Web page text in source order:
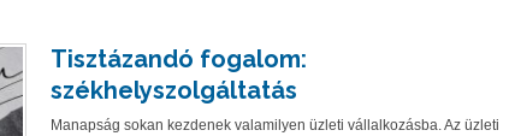
Tisztázandó fogalom:
székhelyszolgáltatás
Manapság sokan kezdenek valamilyen üzleti vállalkozásba. Az üzleti